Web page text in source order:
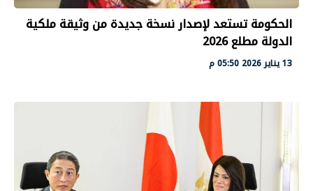
الحكومة تستعد لإصدار نسخة جديدة من وثيقة ملكية
الدولة مطلع 2026
13 يناير 2026 05:50 م